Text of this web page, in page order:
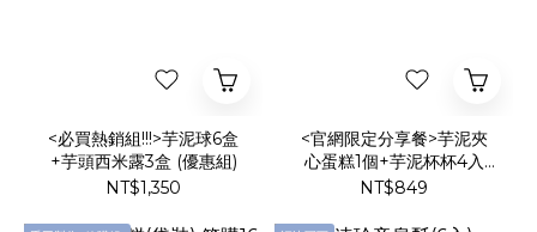
<必買熱銷組!!!>芋泥球6盒
+芋頭西米露3盒 (優惠組)
NT$1,350
<官網限定分享餐>芋泥夾
心蛋糕1個+芋泥杯杯4入
+芋泥球2盒★訂單包含本
NT$849